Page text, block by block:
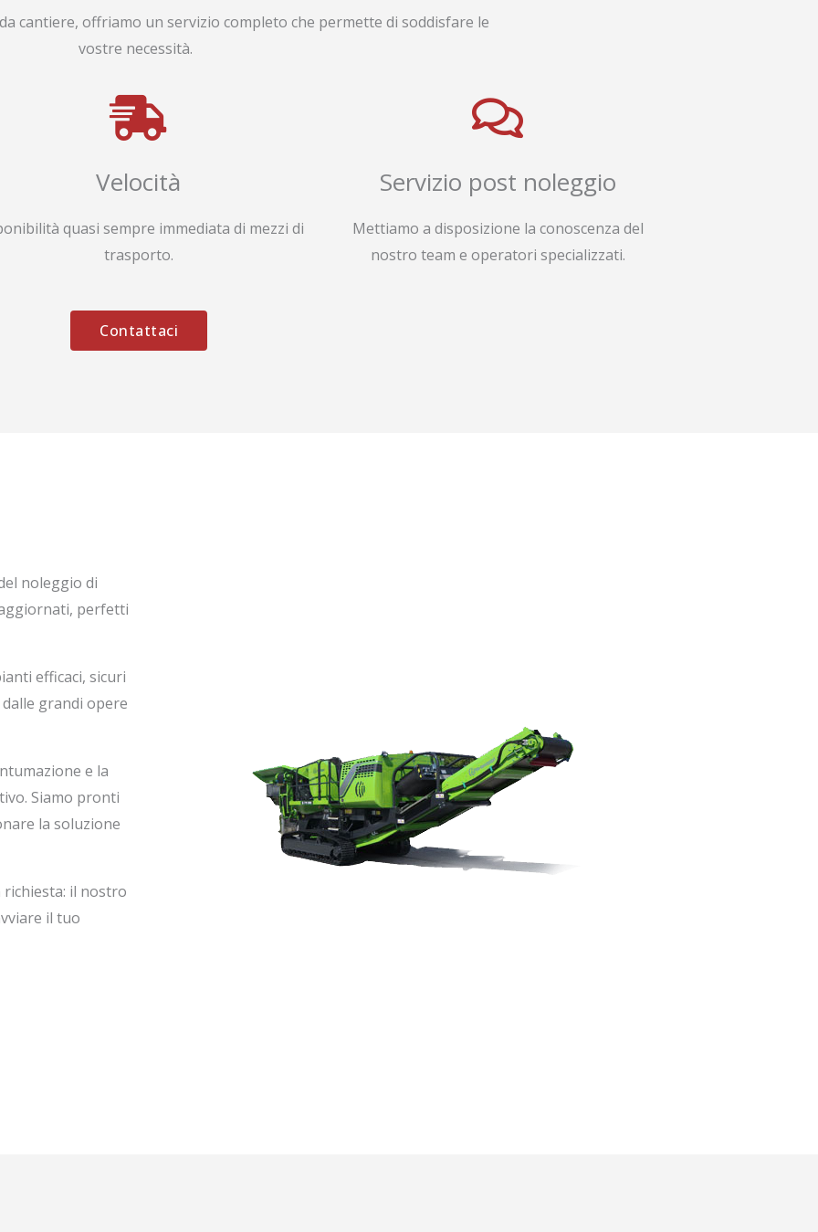
cantiere, offriamo un servizio completo che permette di soddisfare le
vostre necessità.
Velocità
quasi sempre immediata di mezzi di
trasporto.
Servizio post noleggio
Mettiamo a disposizione la conoscenza del
nostro team e operatori specializzati.
Contattaci
noleggio di
perfetti
efficaci, sicuri
grandi opere
e la
Siamo pronti
la soluzione
il nostro
il tuo